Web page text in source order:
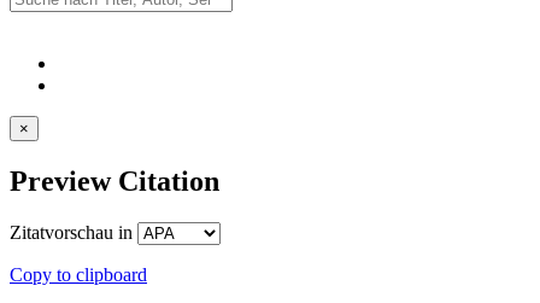
×
Preview Citation
Zitatvorschau in
Copy to clipboard